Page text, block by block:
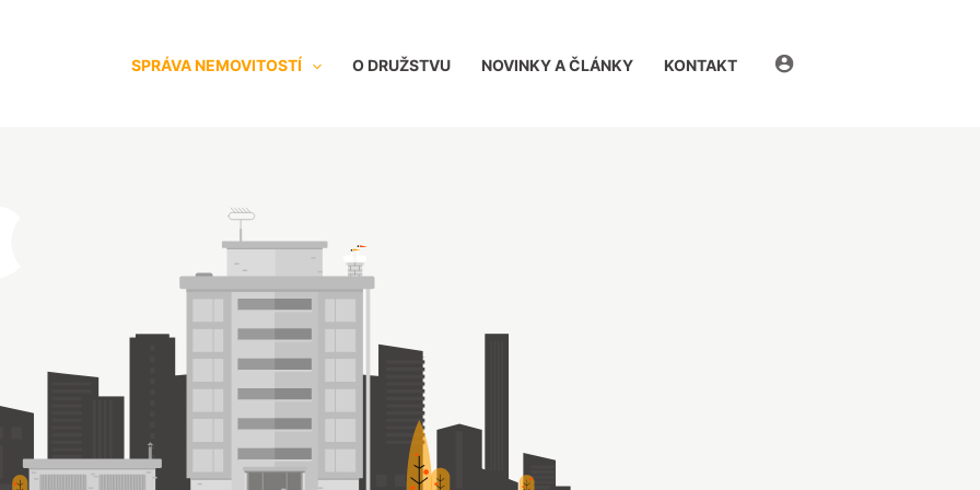
SPRÁVA NEMOVITOSTÍ O DRUŽSTVU NOVINKY A ČLÁNKY KONTAKT eDomovník